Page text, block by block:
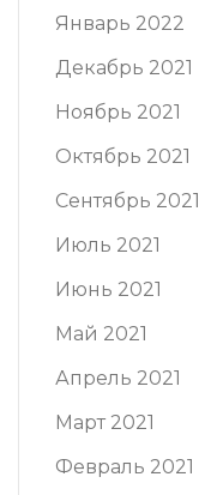
Январь 2022
Декабрь 2021
Ноябрь 2021
Октябрь 2021
Сентябрь 2021
Июль 2021
Июнь 2021
Май 2021
Апрель 2021
Март 2021
Февраль 2021